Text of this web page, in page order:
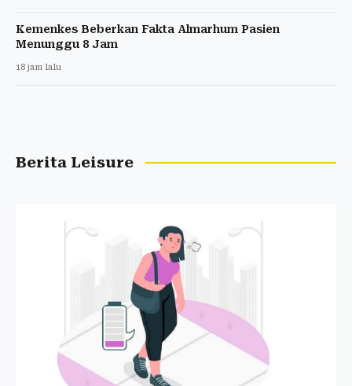
Kemenkes Beberkan Fakta Almarhum Pasien
Menunggu 8 Jam
18 jam lalu
Berita Leisure